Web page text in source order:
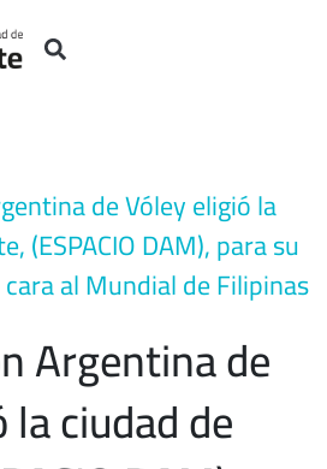
de Vóley eligió la
(ESPACIO DAM), para su
al Mundial de Filipinas
Argentina de
ciudad de